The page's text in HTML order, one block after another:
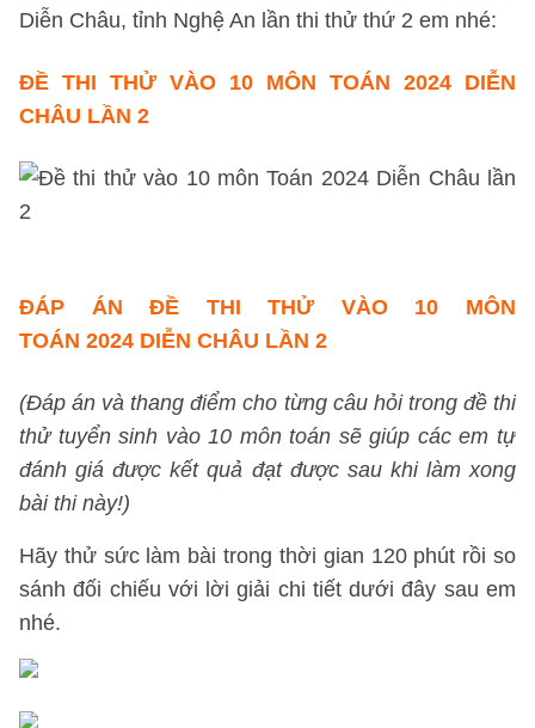
Diễn Châu, tỉnh Nghệ An lần thi thử thứ 2 em nhé:
ĐỀ THI THỬ VÀO 10 MÔN TOÁN 2024 DIỄN
CHÂU LẦN 2
ĐÁP ÁN ĐỀ THI THỬ VÀO 10 MÔN
TOÁN 2024 DIỄN CHÂU LẦN 2
(Đáp án và thang điểm cho từng câu hỏi trong đề thi
thử tuyển sinh vào 10 môn toán sẽ giúp các em tự
đánh giá được kết quả đạt được sau khi làm xong
bài thi này!)
Hãy thử sức làm bài trong thời gian 120 phút rồi so
sánh đối chiếu với lời giải chi tiết dưới đây sau em
nhé.